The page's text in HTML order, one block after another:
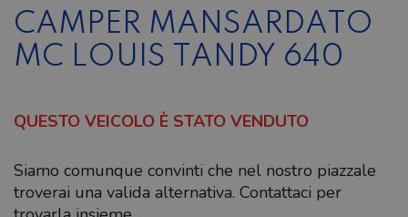
CAMPER MANSARDATO
MC LOUIS TANDY 640
QUESTO VEICOLO È STATO VENDUTO
Siamo comunque convinti che nel nostro piazzale
troverai una valida alternativa. Contattaci per